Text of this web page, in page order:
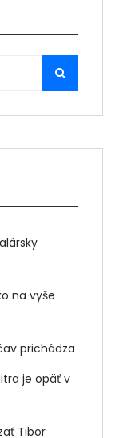
na vyše
prichádza
je opäť v
Tibor